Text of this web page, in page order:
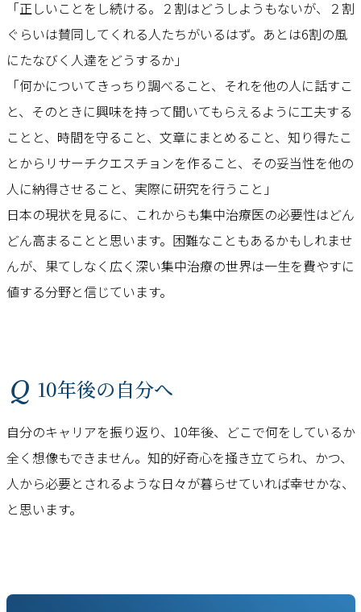
「正しいことをし続ける。２割はどうしようもないが、２割
ぐらいは賛同してくれる人たちがいるはず。あとは6割の風
にたなびく人達をどうするか」
「何かについてきっちり調べること、それを他の人に話すこ
と、そのときに興味を持って聞いてもらえるように工夫する
ことと、時間を守ること、文章にまとめること、知り得たこ
とからリサーチクエスチョンを作ること、その妥当性を他の
人に納得させること、実際に研究を行うこと」
日本の現状を見るに、これからも集中治療医の必要性はどん
どん高まることと思います。困難なこともあるかもしれませ
んが、果てしなく広く深い集中治療の世界は一生を費やすに
値する分野と信じています。
Q 10年後の自分へ
自分のキャリアを振り返り、10年後、どこで何をしているか
全く想像もできません。知的好奇心を掻き立てられ、かつ、
人から必要とされるような日々が暮らせていれば幸せかな、
と思います。